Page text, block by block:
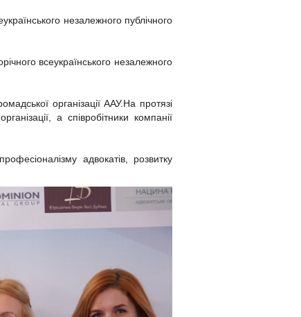
незалежного публічного
всеукраїнського незалежного
організації ААУ.На протязі
а співробітники компанії
адвокатів, розвитку